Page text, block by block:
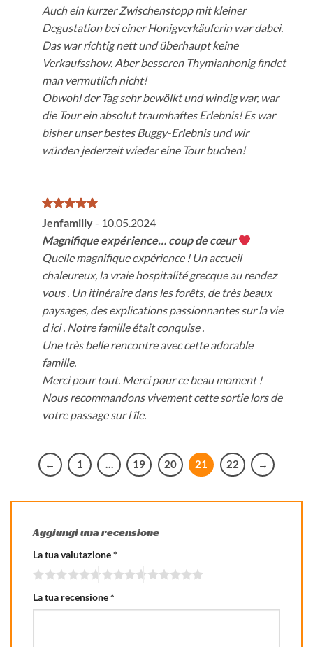
Auch ein kurzer Zwischenstopp mit kleiner
Degustation bei einer Honigverkäuferin war dabei.
Das war richtig nett und überhaupt keine
Verkaufsshow. Aber besseren Thymianhonig findet
man vermutlich nicht!
Obwohl der Tag sehr bewölkt und windig war, war
die Tour ein absolut traumhaftes Erlebnis! Es war
bisher unser bestes Buggy-Erlebnis und wir
würden jederzeit wieder eine Tour buchen!
Valutato5
su 5
Jenfamilly- 10.05.2024
Magnifique expérience… coup de cœur
Quelle magnifique expérience ! Un accueil
chaleureux, la vraie hospitalité grecque au rendez
vous . Un itinéraire dans les forêts, de très beaux
paysages, des explications passionnantes sur la vie
d ici . Notre famille était conquise .
Une très belle rencontre avec cette adorable
famille.
Merci pour tout. Merci pour ce beau moment !
Nous recommandons vivement cette sortie lors de
votre passage sur l île.
← 1 … 19 20 21 22 →
Aggiungi una recensione
La tua valutazione*
La tua recensione*